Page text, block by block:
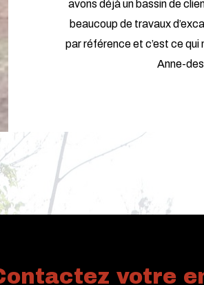
avons déjà un bassin de
beaucoup de travaux
par référence et c’est ce qui
Anne-
votre